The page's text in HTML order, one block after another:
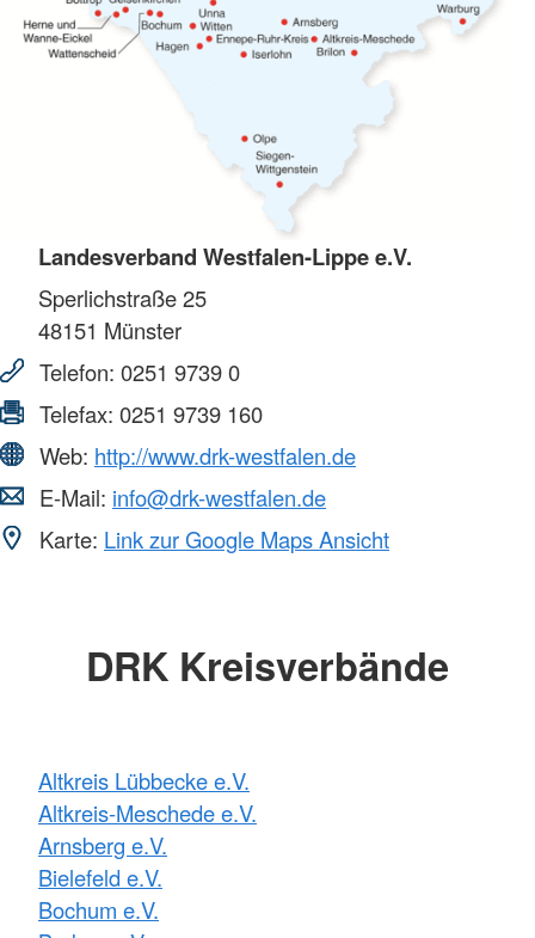
Landesverband Westfalen-Lippe e.V.
Sperlichstraße 25
48151 Münster
Telefon: 0251 9739 0
Telefax: 0251 9739 160
Web: http://www.drk-westfalen.de
E-Mail: info@drk-westfalen.de
Karte: Link zur Google Maps Ansicht
DRK Kreisverbände
Altkreis Lübbecke e.V.
Altkreis-Meschede e.V.
Arnsberg e.V.
Bielefeld e.V.
Bochum e.V.